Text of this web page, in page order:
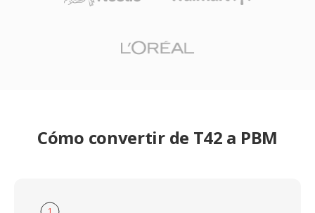
Cómo convertir de T42 a PBM